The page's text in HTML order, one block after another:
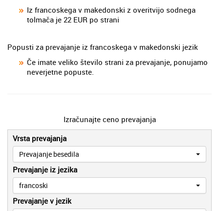
Iz francoskega v makedonski z overitvijo sodnega
tolmača je 22 EUR po strani
Popusti za prevajanje iz francoskega v makedonski jezik
Če imate veliko število strani za prevajanje, ponujamo
neverjetne popuste.
Izračunajte ceno prevajanja
Vrsta prevajanja
Prevajanje besedila
Prevajanje iz jezika
francoski
Prevajanje v jezik